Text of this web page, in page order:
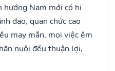
hướng Nam mới có hi
đạo, quan chức cao
may mắn, mọi việc êm
nuôi đều thuận lợi,